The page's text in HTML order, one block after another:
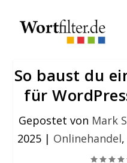
So baust du
für
Gepostet von Mark
2025 | Onlinehandel,